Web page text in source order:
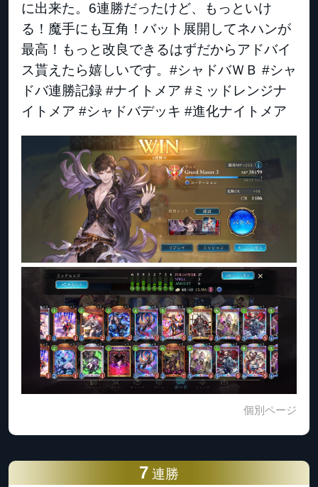
に出来た。6連勝だったけど、もっといけ
る！魔手にも互角！バット展開してネハンが
最高！もっと改良できるはずだからアドバイ
ス貰えたら嬉しいです。#シャドバＷＢ #シャ
ドバ連勝記録 #ナイトメア #ミッドレンジナ
イトメア #シャドバデッキ #進化ナイトメア
個別ページ
7 連勝